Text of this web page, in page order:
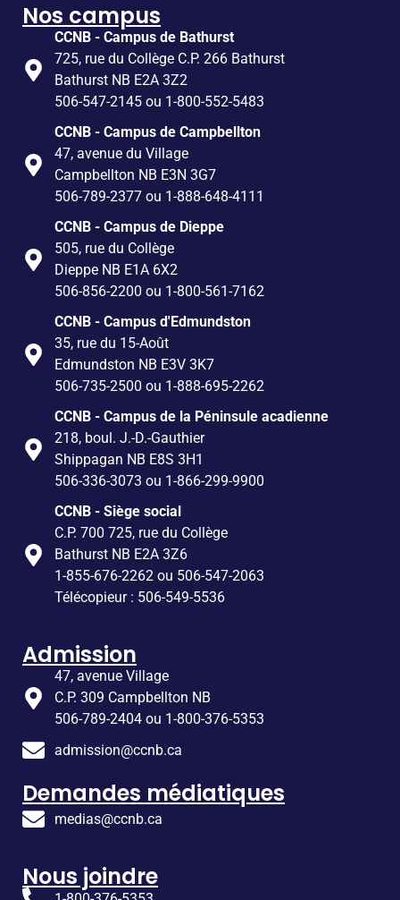
Nos campus
CCNB - Campus de Bathurst
725, rue du Collège C.P. 266 Bathurst
Bathurst NB E2A 3Z2
506-547-2145 ou 1-800-552-5483
CCNB - Campus de Campbellton
47, avenue du Village
Campbellton NB E3N 3G7
506-789-2377 ou 1-888-648-4111
CCNB - Campus de Dieppe
505, rue du Collège
Dieppe NB E1A 6X2
506-856-2200 ou 1-800-561-7162
CCNB - Campus d'Edmundston
35, rue du 15-Août
Edmundston NB E3V 3K7
506-735-2500 ou 1-888-695-2262
CCNB - Campus de la Péninsule acadienne
218, boul. J.-D.-Gauthier
Shippagan NB E8S 3H1
506-336-3073 ou 1-866-299-9900
CCNB - Siège social
C.P. 700 725, rue du Collège
Bathurst NB E2A 3Z6
1-855-676-2262 ou 506-547-2063
Télécopieur : 506-549-5536
Admission
47, avenue Village
C.P. 309 Campbellton NB
506-789-2404 ou 1-800-376-5353
admission@ccnb.ca
Demandes médiatiques
medias@ccnb.ca
Nous joindre